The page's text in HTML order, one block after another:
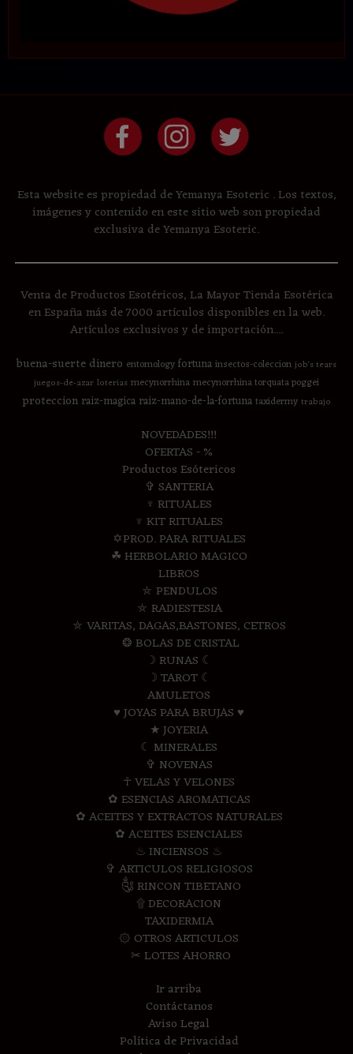
Esta website es propiedad de Yemanya Esoteric . Los textos,
imágenes y contenido en este sitio web son propiedad
exclusiva de Yemanya Esoteric.
Venta de Productos Esotéricos, La Mayor Tienda Esotérica
en España más de 7000 artículos disponibles en la web.
Artículos exclusivos y de importación....
buena-suertedinero entomologyfortunainsectos-coleccion job's tears
juegos-de-azar loterias mecynorrhinamecynorrhina torquata poggei
proteccion raiz-magica raiz-mano-de-la-fortunataxidermy trabajo
NOVEDADES!!!
OFERTAS - %
Productos Esótericos
✞ SANTERIA
♆ RITUALES
♆ KIT RITUALES
✡PROD. PARA RITUALES
☘ HERBOLARIO MAGICO
LIBROS
⛤ PENDULOS
⛤ RADIESTESIA
⛤ VARITAS, DAGAS,BASTONES, CETROS
❂ BOLAS DE CRISTAL
☽ RUNAS ☾
☽ TAROT ☾
AMULETOS
♥ JOYAS PARA BRUJAS ♥
★ JOYERIA
☾ MINERALES
✞ NOVENAS
☥ VELAS Y VELONES
✿ ESENCIAS AROMATICAS
✿ ACEITES Y EXTRACTOS NATURALES
✿ ACEITES ESENCIALES
♨ INCIENSOS ♨
✞ ARTICULOS RELIGIOSOS
༃ RINCON TIBETANO
۩ DECORACION
TAXIDERMIA
۞ OTROS ARTICULOS
✂ LOTES AHORRO
Ir arriba
Contáctanos
Aviso Legal
Política de Privacidad